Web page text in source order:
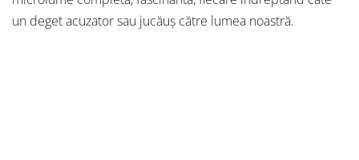
un deget acuzator sau jucăuș către lumea noastră.